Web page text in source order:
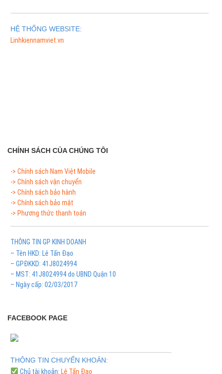
HỆ THỐNG WEBSITE:
Linhkiennamviet.vn
CHÍNH SÁCH CỦA CHÚNG TÔI
-> Chính sách Nam Việt Mobile
-> Chính sách vận chuyển
-> Chính sách bảo hành
-> Chính sách bảo mật
-> Phương thức thanh toán
THÔNG TIN GP KINH DOANH
– Tên HKD: Lê Tấn Đạo
– GPĐKKD: 41J8024994
– MST: 41J8024994 do UBND Quận 10
– Ngày cấp: 02/03/2017
FACEBOOK PAGE
THÔNG TIN CHUYỂN KHOẢN:
Chủ tài khoản: Lê Tấn Đạo